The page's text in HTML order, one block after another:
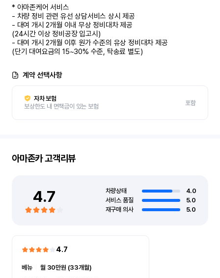
* 아마존케어 서비스
- 차량 정비 관련 유선 상담서비스 상시 제공
- 대여 개시 2개월 이내 무상 정비대차 제공
(24시간 이상 정비공장 입고시)
- 대여 개시 2개월 이후 원가 수준의 유상 정비대차 제공
(단기 대여요금의 15~30% 수준, 탁송료 별도)
계약 선택사항
자차 보험
보상한도 내 면책금이 있는 보험
포함
아마존카고객리뷰
4.7 차량상태
4.0
서비스 품질
5.0
재구매 의사
5.0
4.7
베뉴ㅣ월 30만원 (33개월)